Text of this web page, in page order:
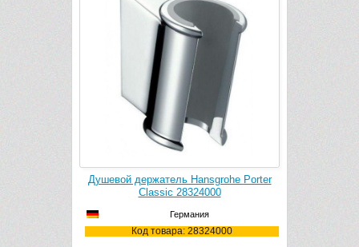
Душевой держатель Hansgrohe Porter
Classic 28324000
Германия
Код товара: 28324000